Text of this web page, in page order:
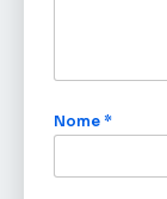
Nome *